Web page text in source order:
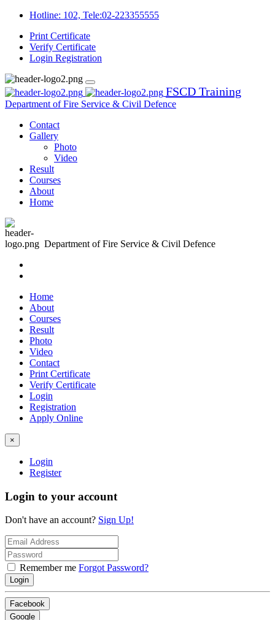
Hotline: 102, Tele:02-223355555
Print Certificate
Verify Certificate
Login Registration
FSCD Training
Department of Fire Service & Civil Defence
Contact
Gallery
Photo
Video
Result
Courses
About
Home
Department of Fire Service & Civil Defence
Home
About
Courses
Result
Photo
Video
Contact
Print Certificate
Verify Certificate
Login
Registration
Apply Online
×
Login
Register
Login to your account
Don't have an account? Sign Up!
Remember me Forgot Password?
Login
Facebook
Google